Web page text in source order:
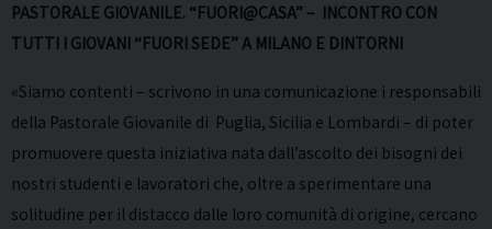
PASTORALE GIOVANILE. “FUORI@CASA” – INCONTRO CON
TUTTI I GIOVANI “FUORI SEDE” A MILANO E DINTORNI
«Siamo contenti – scrivono in una comunicazione i responsabili
della Pastorale Giovanile di Puglia, Sicilia e Lombardi – di poter
promuovere questa iniziativa nata dall’ascolto dei bisogni dei
nostri studenti e lavoratori che, oltre a sperimentare una
solitudine per il distacco dalle loro comunità di origine, cercano